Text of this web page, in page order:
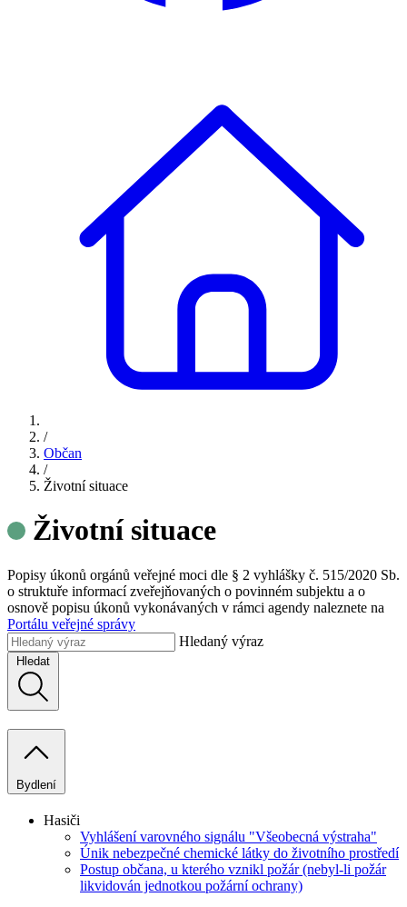
/
Občan
/
Životní situace
Životní situace
Popisy úkonů orgánů veřejné moci dle § 2 vyhlášky č. 515/2020 Sb.
o struktuře informací zveřejňovaných o povinném subjektu a o
osnově popisu úkonů vykonávaných v rámci agendy naleznete na
Portálu veřejné správy
Hledaný výraz
Hledat
Bydlení
Hasiči
Vyhlášení varovného signálu "Všeobecná výstraha"
Únik nebezpečné chemické látky do životního prostředí
Postup občana, u kterého vznikl požár (nebyl-li požár
likvidován jednotkou požární ochrany)